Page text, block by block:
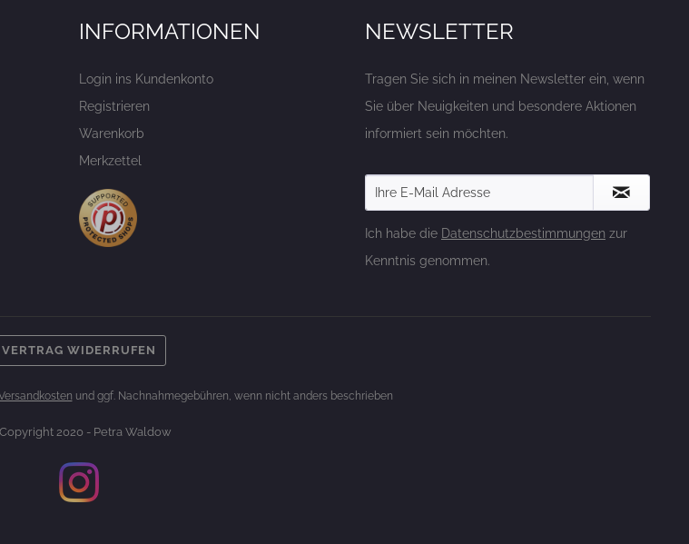
INFORMATIONEN
Login ins Kundenkonto
Registrieren
Warenkorb
Merkzettel
NEWSLETTER
Tragen Sie sich in meinen Newsletter ein, wenn
Sie über Neuigkeiten und besondere Aktionen
informiert sein möchten.
Ich habe die Datenschutzbestimmungen zur
Kenntnis genommen.
VERTRAG WIDERRUFEN
und ggf. Nachnahmegebühren, wenn nicht anders beschrieben
2020 - Petra Waldow